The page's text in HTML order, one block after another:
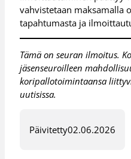
vahvistetaan maksamalla
tapahtumasta ja
Tämä on seuran ilmoitus.
jäsenseuroilleen
koripallotoimintaansa
uutisissa.
Päivitetty02.06.2026